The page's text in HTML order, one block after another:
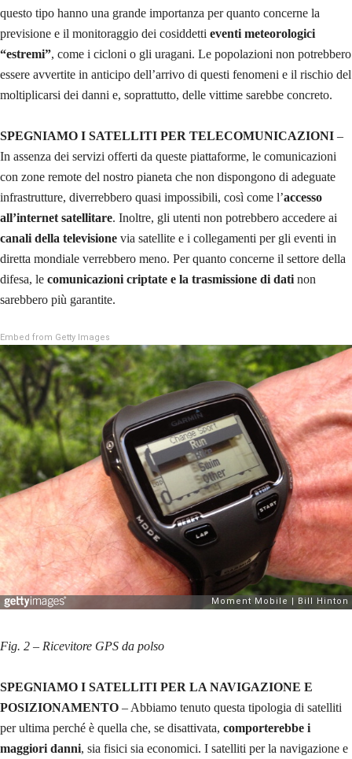
questo tipo hanno una grande importanza per quanto concerne la
previsione e il monitoraggio dei cosiddetti eventi meteorologici
“estremi”, come i cicloni o gli uragani. Le popolazioni non potrebbero
essere avvertite in anticipo dell’arrivo di questi fenomeni e il rischio del
moltiplicarsi dei danni e, soprattutto, delle vittime sarebbe concreto.
SPEGNIAMO I SATELLITI PER TELECOMUNICAZIONI –
In assenza dei servizi offerti da queste piattaforme, le comunicazioni
con zone remote del nostro pianeta che non dispongono di adeguate
infrastrutture, diverrebbero quasi impossibili, così come l’accesso
all’internet satellitare. Inoltre, gli utenti non potrebbero accedere ai
canali della televisione via satellite e i collegamenti per gli eventi in
diretta mondiale verrebbero meno. Per quanto concerne il settore della
difesa, le comunicazioni criptate e la trasmissione di dati non
sarebbero più garantite.
Embed from Getty Images
Fig. 2 – Ricevitore GPS da polso
SPEGNIAMO I SATELLITI PER LA NAVIGAZIONE E
POSIZIONAMENTO – Abbiamo tenuto questa tipologia di satelliti
per ultima perché è quella che, se disattivata, comporterebbe i
maggiori danni, sia fisici sia economici. I satelliti per la navigazione e